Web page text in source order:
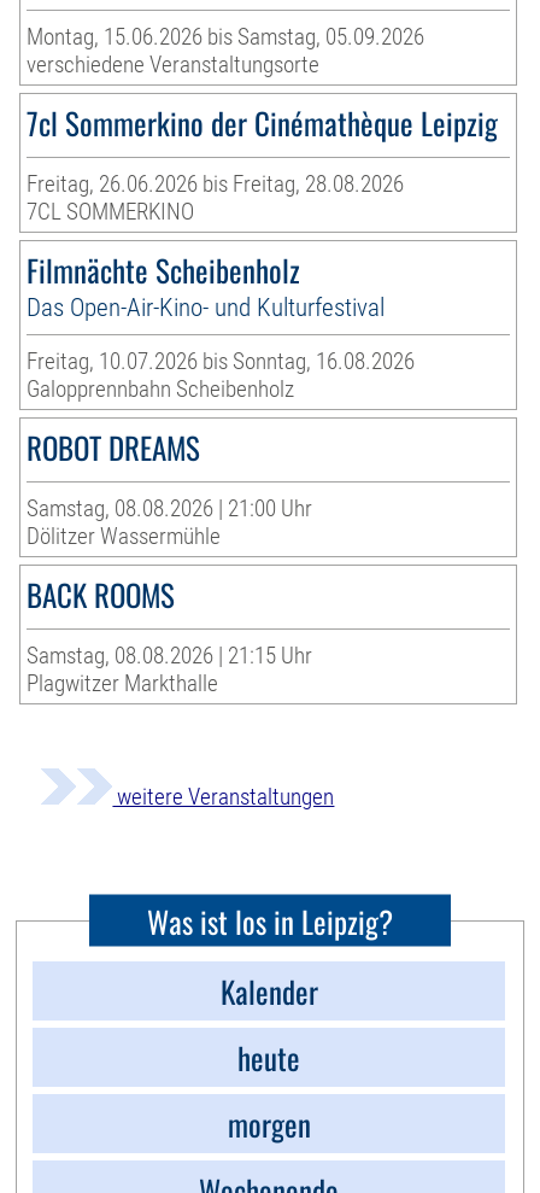
Montag, 15.06.2026 bis Samstag, 05.09.2026
verschiedene Veranstaltungsorte
7cl Sommerkino der Cinémathèque Leipzig
Freitag, 26.06.2026 bis Freitag, 28.08.2026
7CL SOMMERKINO
Filmnächte Scheibenholz
Das Open-Air-Kino- und Kulturfestival
Freitag, 10.07.2026 bis Sonntag, 16.08.2026
Galopprennbahn Scheibenholz
ROBOT DREAMS
Samstag, 08.08.2026 | 21:00 Uhr
Dölitzer Wassermühle
BACK ROOMS
Samstag, 08.08.2026 | 21:15 Uhr
Plagwitzer Markthalle
weitere Veranstaltungen
Was ist los in Leipzig?
Kalender
heute
morgen